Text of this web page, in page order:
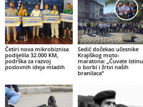
Četiri nova mikrobiznisa
podijelila 32.000 KM,
podrška za razvoj
poslovnih ideja mladih
Sedić dočekao učesnike
Krajiškog moto-
maratona: „Čuvate istinu
o borbi i žrtvi naših
branilaca“